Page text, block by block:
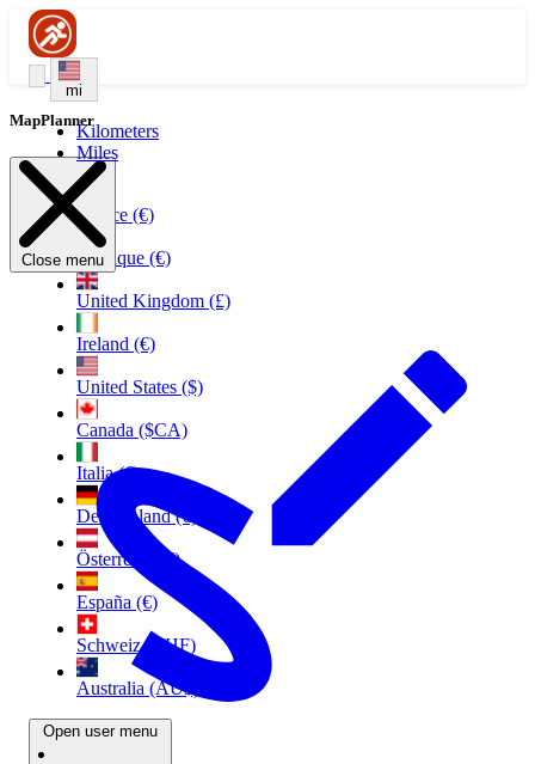
mi
Kilometers
Miles
France (€)
Belgique (€)
United Kingdom (£)
Ireland (€)
United States ($)
Canada ($CA)
Italia (€)
Deutschland (€)
Österreich (€)
España (€)
Schweiz (CHF)
Australia (AU$)
Open user menu
MapPlanner
Close menu